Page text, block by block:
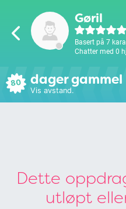
Gøril
Basert på 7
Chatter med 0
80 dager gammel
Vis avstand.
Dette
utløpt